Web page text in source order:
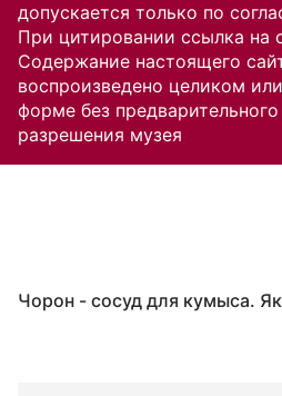
допускается только по
При цитировании ссылка на
Содержание настоящего
воспроизведено целиком
форме без
разрешения музея
Чорон - сосуд для кумыса.